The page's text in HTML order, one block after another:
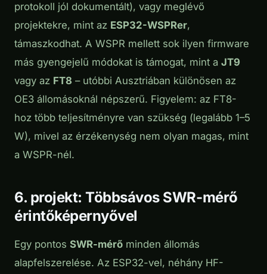
protokoll jól dokumentált), vagy meglévő
projektekre, mint az ESP32-WSPRer,
támaszkodhat. A WSPR mellett sok ilyen firmware
más gyengejelű módokat is támogat, mint a JT9
vagy az FT8 – utóbbi Ausztriában különösen az
OE3 állomásoknál népszerű. Figyelem: az FT8-
hoz több teljesítményre van szükség (legalább 1–5
W), mivel az érzékenység nem olyan magas, mint
a WSPR-nél.
6. projekt: Többsávos SWR-mérő
érintőképernyővel
Egy pontos SWR-mérő minden állomás
alapfelszerelése. Az ESP32-vel, néhány HF-